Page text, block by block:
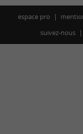
espace pro
suivez-nous